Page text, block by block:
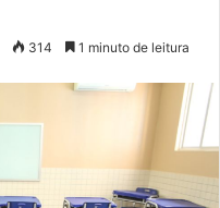
314 1 minuto de leitura